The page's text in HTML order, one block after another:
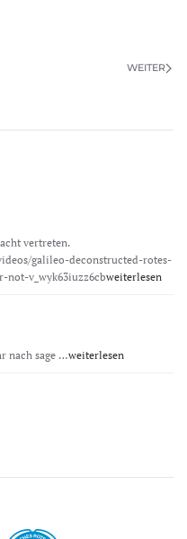
WEITER
vertreten.
galileo-deconstructed-rotes-
v_wyk63iuzz6cbweiterlesen
nach sage …weiterlesen